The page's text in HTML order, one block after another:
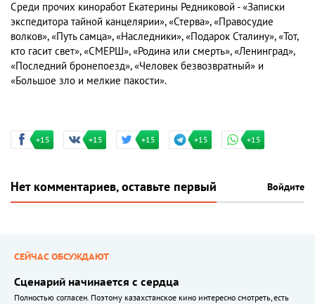
Среди прочих киноработ Екатерины Редниковой - «Записки
экспедитора тайной канцелярии», «Стерва», «Правосудие
волков», «Путь самца», «Наследники», «Подарок Сталину», «Тот,
кто гасит свет», «СМЕРШ», «Родина или смерть», «Ленинград»,
«Последний бронепоезд», «Человек безвозвратный» и
«Большое зло и мелкие пакости».
+15 +15 +15 +15 +15
Нет комментариев, оставьте первый Войдите
СЕЙЧАС ОБСУЖДАЮТ
Сценарий начинается с сердца
Полностью согласен. Поэтому казахстанское кино интересно смотреть, есть